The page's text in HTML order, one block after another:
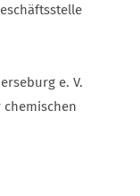
e. V.
chemischen